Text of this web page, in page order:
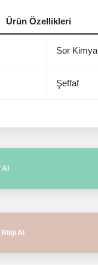
Ürün Özellikleri
Sor Kimya
Şeffaf
Al
Bilgi Al